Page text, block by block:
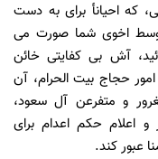
كه احيانأ براى به دست
توسط اخوى شما صورت مى
آش بى كفايتى خائن
حجاج بيت الحرام، آن
و متفرعن آل سعود،
اعلام حكم اعدام براى
عبور كند.